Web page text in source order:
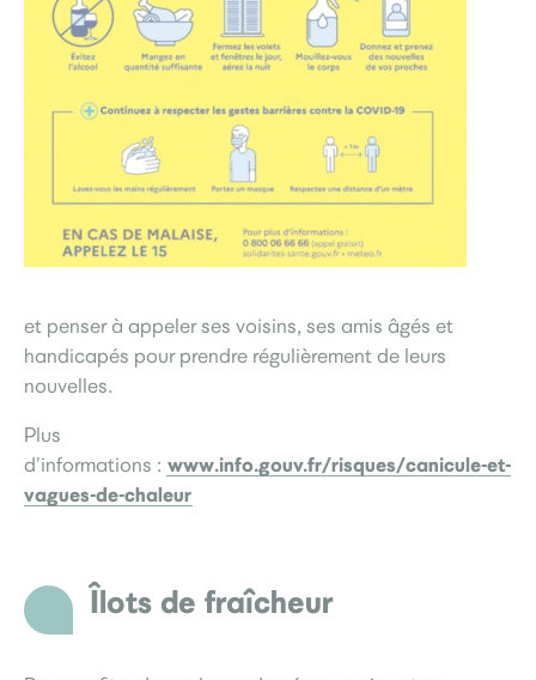
et penser à appeler ses voisins, ses amis âgés et
handicapés pour prendre régulièrement de leurs
nouvelles.
Plus
d’informations : www.info.gouv.fr/risques/canicule-et-
vagues-de-chaleur
Îlots de fraîcheur